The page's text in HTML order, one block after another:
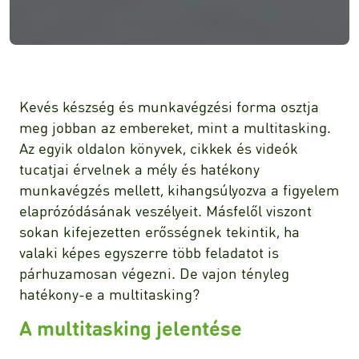
Kevés készség és munkavégzési forma osztja
meg jobban az embereket, mint a multitasking.
Az egyik oldalon könyvek, cikkek és videók
tucatjai érvelnek a mély és hatékony
munkavégzés mellett, kihangsúlyozva a figyelem
elaprózódásának veszélyeit. Másfelől viszont
sokan kifejezetten erősségnek tekintik, ha
valaki képes egyszerre több feladatot is
párhuzamosan végezni. De vajon tényleg
hatékony-e a multitasking?
A multitasking jelentése